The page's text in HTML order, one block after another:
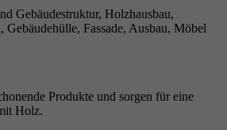
Gebäudestruktur, Holzhausbau,
Fassade, Ausbau, Möbel
Produkte und sorgen für eine
Holz.